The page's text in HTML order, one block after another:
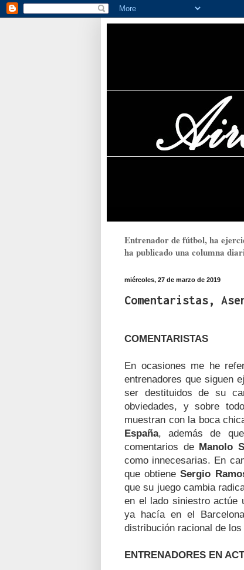
Entrenador de fútbol, ha
ha publicado una columna
miércoles, 27 de marzo de 2019
Comentaristas,
COMENTARISTAS
En ocasiones me he
entrenadores que siguen
ser destituidos de su
obviedades, y sobre
muestran con la boca
España, además de
comentarios de Manolo
como innecesarias. En
que obtieneSergio
que su juego cambia
en el lado siniestro actúe
ya hacía en el
distribución racional de
ENTRENADORES EN